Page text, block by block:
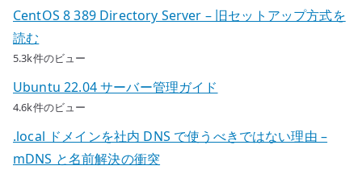
CentOS 8 389 Directory Server – 旧セットアップ方式を
読む
5.3k件のビュー
Ubuntu 22.04 サーバー管理ガイド
4.6k件のビュー
.local ドメインを社内 DNS で使うべきではない理由 –
mDNS と名前解決の衝突